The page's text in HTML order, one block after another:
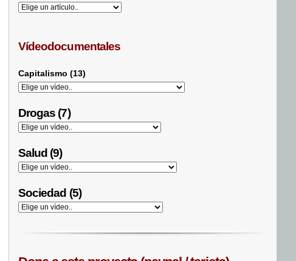
Vídeodocumentales
Capitalismo (13)
Drogas (7)
Salud (9)
Sociedad (5)